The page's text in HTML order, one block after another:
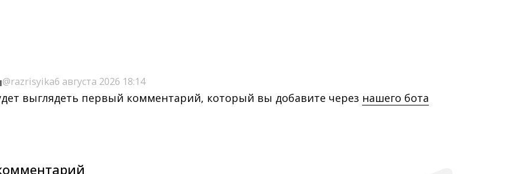
@razrisyika6 августа 2026 18:14
выглядеть первый комментарий, который вы добавите через нашего бота